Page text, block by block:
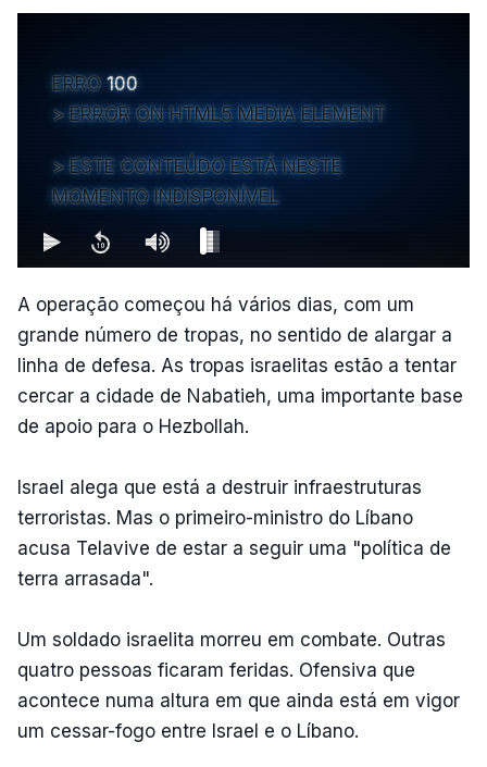
ERRO 100
ERROR ON HTML5 MEDIA ELEMENT
ESTE CONTEÚDO ESTÁ NESTE
MOMENTO INDISPONÍVEL
A operação começou há vários dias, com um
grande número de tropas, no sentido de alargar a
linha de defesa. As tropas israelitas estão a tentar
cercar a cidade de Nabatieh, uma importante base
de apoio para o Hezbollah.
Israel alega que está a destruir infraestruturas
terroristas. Mas o primeiro-ministro do Líbano
acusa Telavive de estar a seguir uma "política de
terra arrasada".
Um soldado israelita morreu em combate. Outras
quatro pessoas ficaram feridas. Ofensiva que
acontece numa altura em que ainda está em vigor
um cessar-fogo entre Israel e o Líbano.